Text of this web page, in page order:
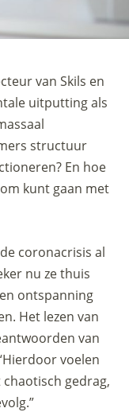
van Skils en
uitputting als
structuur
En hoe
kunt gaan met
coronacrisis al
nu ze thuis
ontspanning
Het lezen van
van
voelen
gedrag,